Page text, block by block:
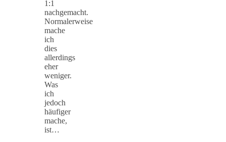
1:1
nachgemacht.
Normalerweise
mache
ich
dies
allerdings
eher
weniger.
Was
ich
jedoch
häufiger
mache,
ist…